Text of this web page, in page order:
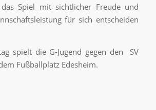
Spiel mit sichtlicher Freude und
für sich entscheiden
spielt die G-Jugend gegen den SV
Fußballplatz Edesheim.